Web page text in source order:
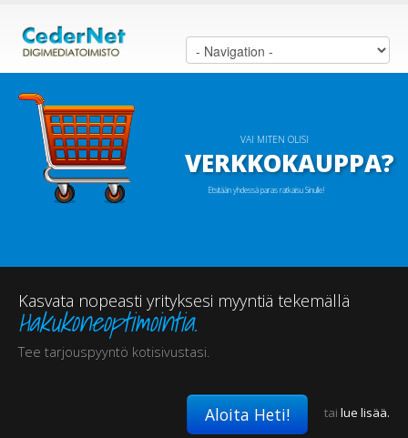
VAI MITEN OLISI
VERKKOKAUPPA?
Etsitään yhdessä paras ratkaisu Sinulle!
Kasvata nopeasti yrityksesi myyntiä tekemällä
Hakukoneoptimointia.
Tee tarjouspyyntö kotisivustasi.
Aloita Heti! tai lue lisää.